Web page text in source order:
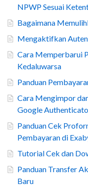
NPWP Sesuai
Bagaimana
Mengaktifkan
Cara Memperbarui
Kedaluwarsa
Panduan
Cara Mengimpor
Google
Panduan Cek
Pembayaran di
Tutorial Cek dan
Panduan Transfer
Baru